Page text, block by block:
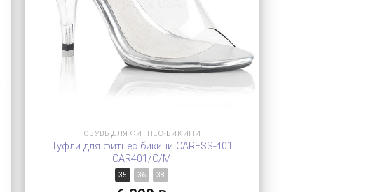
ОБУВЬ ДЛЯ ФИТНЕС-БИКИНИ
Туфли для фитнес бикини CARESS-401
CAR401/C/M
35 36 38